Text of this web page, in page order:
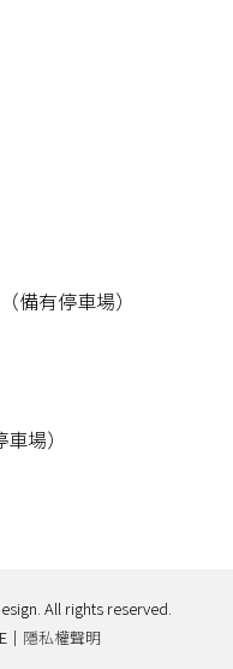
備有停車場）
場）
All rights reserved.
隱私權聲明